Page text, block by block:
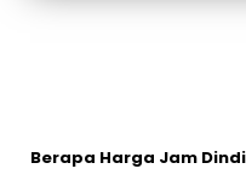
Berapa Harga Jam